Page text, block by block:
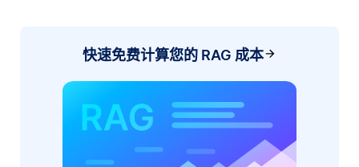
快速免费计算您的 RAG 成本